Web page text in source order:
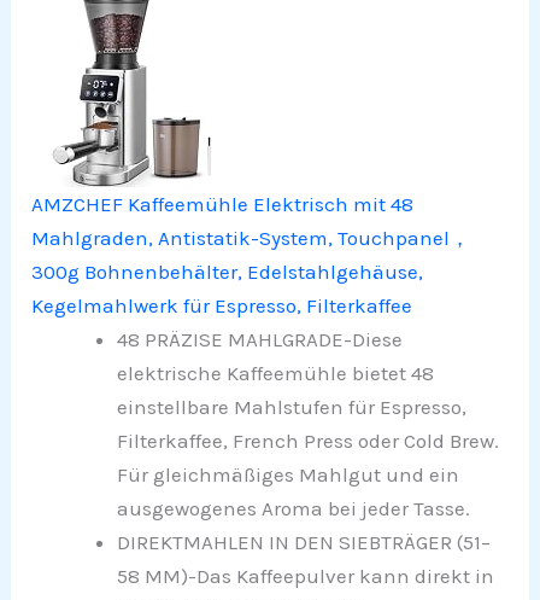
AMZCHEF Kaffeemühle Elektrisch mit 48
Mahlgraden, Antistatik-System, Touchpanel，
300g Bohnenbehälter, Edelstahlgehäuse,
Kegelmahlwerk für Espresso, Filterkaffee
48 PRÄZISE MAHLGRADE-Diese
elektrische Kaffeemühle bietet 48
einstellbare Mahlstufen für Espresso,
Filterkaffee, French Press oder Cold Brew.
Für gleichmäßiges Mahlgut und ein
ausgewogenes Aroma bei jeder Tasse.
DIREKTMAHLEN IN DEN SIEBTRÄGER (51–
58 MM)-Das Kaffeepulver kann direkt in